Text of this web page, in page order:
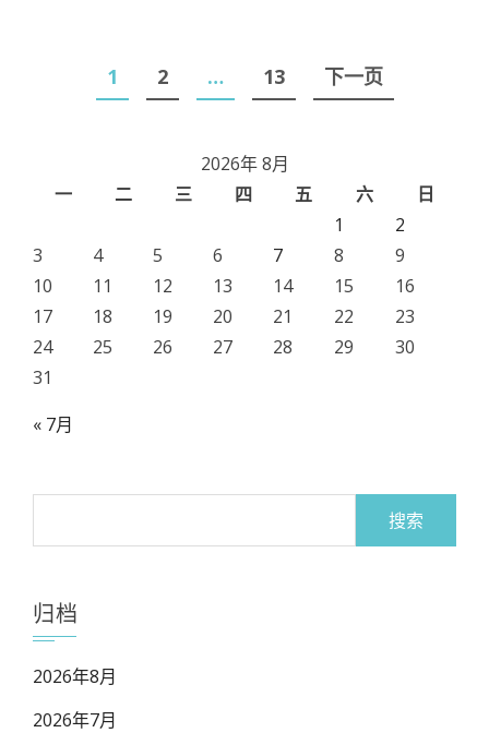
1 2 … 13 下一页
2026年 8月
一
二 三 四 五 六
日
1
2
3
4 5 6 7 8
9
10
11 12 13 14 15
16
17
18 19 20 21 22
23
24
25 26 27 28 29
30
31
« 7月
归档
2026年8月
2026年7月